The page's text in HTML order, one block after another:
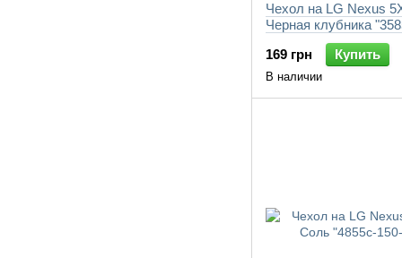
Чехол на LG Nexus
Черная клубника
169 грн
Купить
В наличии